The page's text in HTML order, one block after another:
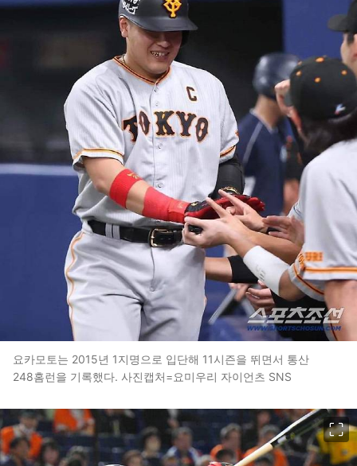
요카모토는 2015년 1지명으로 입단해 11시즌을 뛰면서 통산
248홈런을 기록했다. 사진캡처=요미우리 자이언츠 SNS